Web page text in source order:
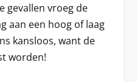
gevallen vroeg de
aan een hoog of laag
kansloos, want de
worden!